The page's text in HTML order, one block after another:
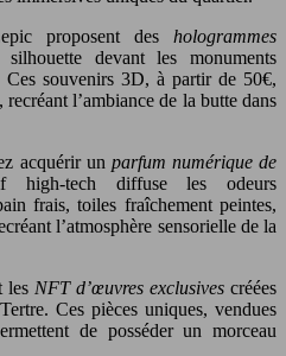
proposent des hologrammes
silhouette devant les monuments
Ces souvenirs 3D, à partir de 50€,
l’ambiance de la butte dans
acquérir un parfum numérique de
high-tech diffuse les odeurs
frais, toiles fraîchement peintes,
l’atmosphère sensorielle de la
les NFT d’œuvres exclusives créées
Ces pièces uniques, vendues
de posséder un morceau